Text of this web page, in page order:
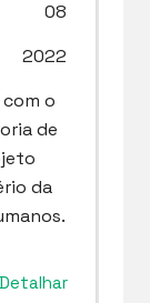
08
2022
o
de
da
Detalhar